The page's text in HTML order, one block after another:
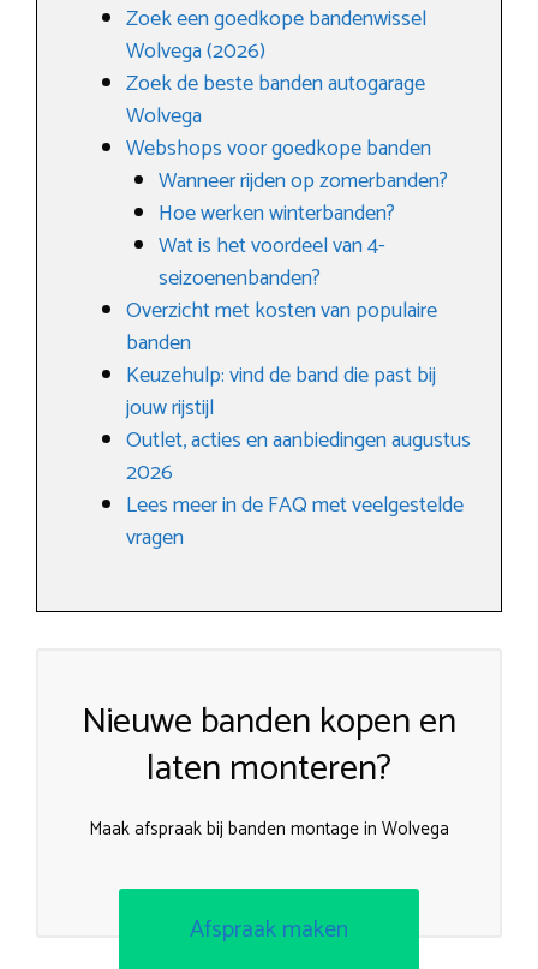
Zoek een goedkope bandenwissel
Wolvega (2026)
Zoek de beste banden autogarage
Wolvega
Webshops voor goedkope banden
Wanneer rijden op zomerbanden?
Hoe werken winterbanden?
Wat is het voordeel van 4-
seizoenenbanden?
Overzicht met kosten van populaire
banden
Keuzehulp: vind de band die past bij
jouw rijstijl
Outlet, acties en aanbiedingen augustus
2026
Lees meer in de FAQ met veelgestelde
vragen
Nieuwe banden kopen en
laten monteren?
Maak afspraak bij banden montage in Wolvega
Afspraak maken